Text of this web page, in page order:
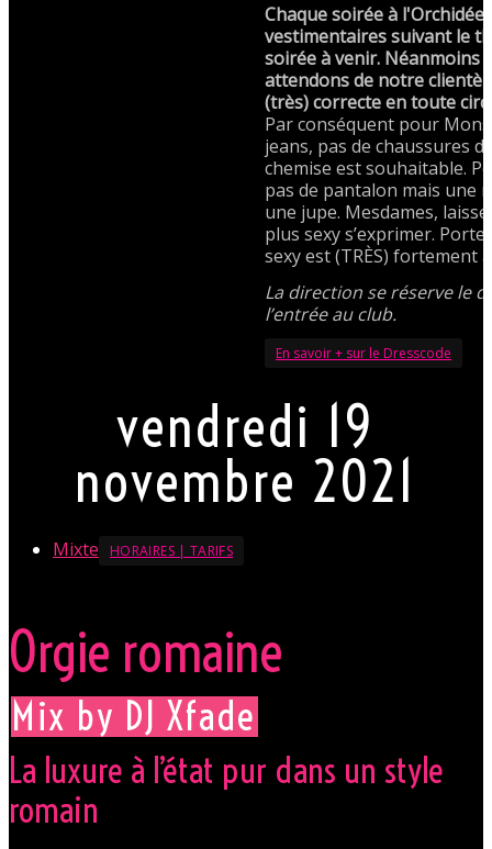
Chaque soirée à l'Orchidée
vestimentaires suivant le
soirée à venir. Néanmoins
attendons de notre
(très) correcte en toute
Par conséquent pour
jeans, pas de chaussures
chemise est souhaitable.
pas de pantalon mais une
une jupe. Mesdames,
plus sexy s’exprimer.
sexy est (TRÈS) fortement
La direction se réserve le
l’entrée au club.
En savoir + sur le Dresscode
vendredi 19
novembre 2021
Mixte HORAIRES | TARIFS
Orgie romaine
Mix by DJ Xfade
La luxure à l’état pur dans un style
romain